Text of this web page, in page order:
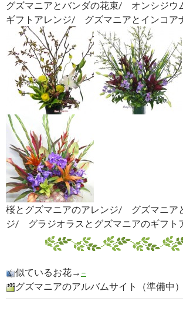
グズマニアとバンダの花束/ オンシジウ
ギフトアレンジ/ グズマニアとインコア
桜とグズマニアのアレンジ/ グズマニア
ジ/ グラジオラスとグズマニアのギフト
似ているお花→ –
グズマニアのアルバムサイト（準備中）